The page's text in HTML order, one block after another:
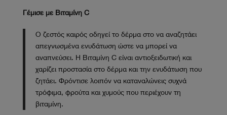
Γέμισε με Βιταμίνη C
Ο ζεστός καιρός οδηγεί το δέρμα στο να αναζητάει
απεγνωσμένα ενυδάτωση ώστε να μπορεί να
αναπνεύσει. Η Βιταμίνη C είναι αντιοξειδωτική και
χαρίζει προστασία στο δέρμα και την ενυδάτωση που
ζητάει. Φρόντισε λοιπόν να καταναλώνεις συχνά
τρόφιμα, φρούτα και χυμούς που περιέχουν τη
βιταμίνη.